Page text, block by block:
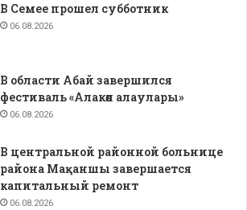
В Семее прошел субботник
06.08.2026
В области Абай завершился
фестиваль «Алакөл алаулары»
06.08.2026
В центральной районной больнице
района Мақаншы завершается
капитальный ремонт
06.08.2026